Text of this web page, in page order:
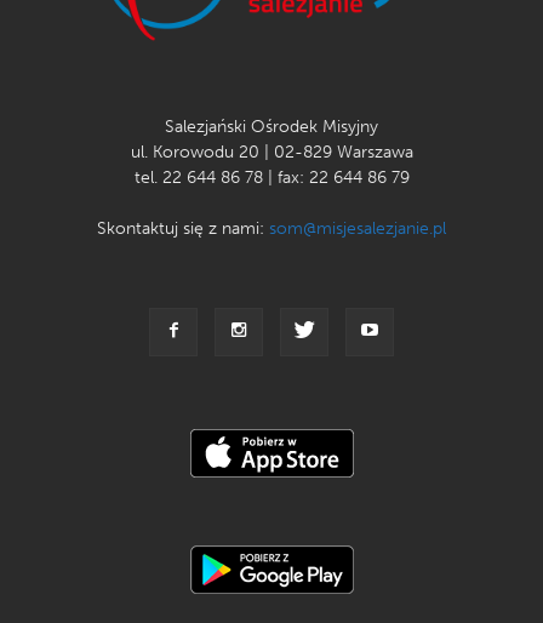
Salezjański Ośrodek Misyjny
ul. Korowodu 20 | 02-829 Warszawa
tel. 22 644 86 78 | fax: 22 644 86 79
Skontaktuj się z nami: som@misjesalezjanie.pl